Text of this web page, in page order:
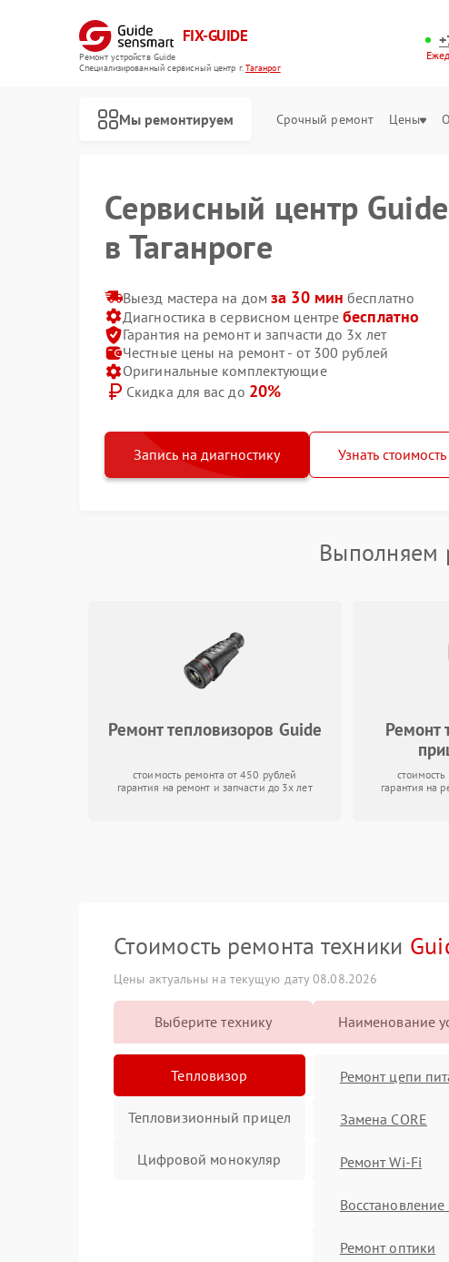
FIX-GUIDE
Ремонт устройств Guide
Специализированный cервисный центр г.Таганрог
Мы ремонтируем Срочный ремонт Цены
Сервисный центр Guide
в Таганроге
Выезд мастера на домза 30 мин бесплатно
Диагностика в сервисном центребесплатно
Гарантия на ремонт и запчасти до 3х лет
Честные цены на ремонт - от 300 рублей
Оригинальные комплектующие
Скидка для вас до 20%
Запись на диагностику Узнать
Выполняем
Ремонт тепловизоров Guide
стоимость ремонта от 450 рублей
гарантия на ремонт и запчасти до 3х лет
Ремонт
гарантия на
Стоимость ремонта техники
Цены актуальны на текущую дату 08.08.2026
Выберите технику
Тепловизор
Тепловизионный прицел
Цифровой монокуляр
Наименование
Ремонт цепи
Замена CORE
Ремонт Wi-Fi
Ремонт оптики